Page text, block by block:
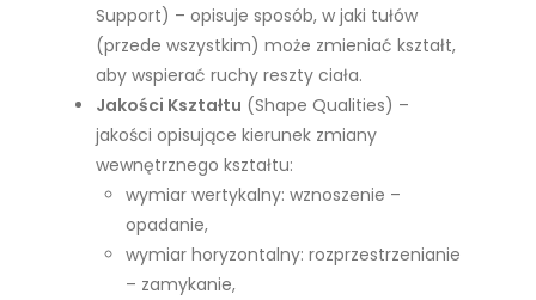
Support) – opisuje sposób, w jaki tułów
(przede wszystkim) może zmieniać kształt,
aby wspierać ruchy reszty ciała.
Jakości Kształtu (Shape Qualities) –
jakości opisujące kierunek zmiany
wewnętrznego kształtu:
wymiar wertykalny: wznoszenie –
opadanie,
wymiar horyzontalny: rozprzestrzenianie
– zamykanie,